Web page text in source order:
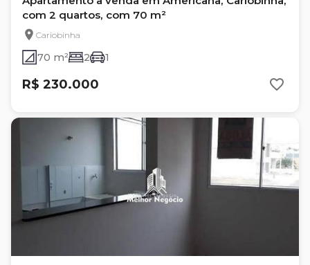
com 2 quartos, com 70 m²
Cariobinha
70 m² 2 1
R$ 230.000